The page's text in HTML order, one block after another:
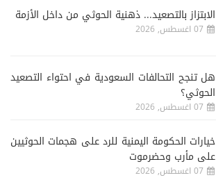
الابتزاز بالتصعيد... ذهنية الحوثي من داخل الأزمة
07 اغسطس, 2026
هل تنجح التحالفات السعودية في احتواء التصعيد
الحوثي؟
07 اغسطس, 2026
خيارات الحكومة اليمنية للرد على هجمات الحوثيين
على مأرب وحضرموت
07 اغسطس, 2026